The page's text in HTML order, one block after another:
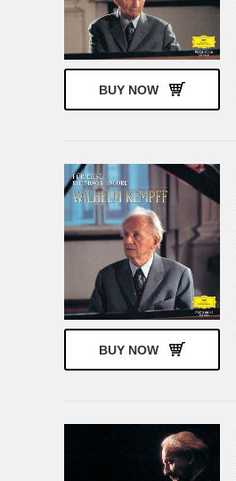
BUY NOW
BUY NOW